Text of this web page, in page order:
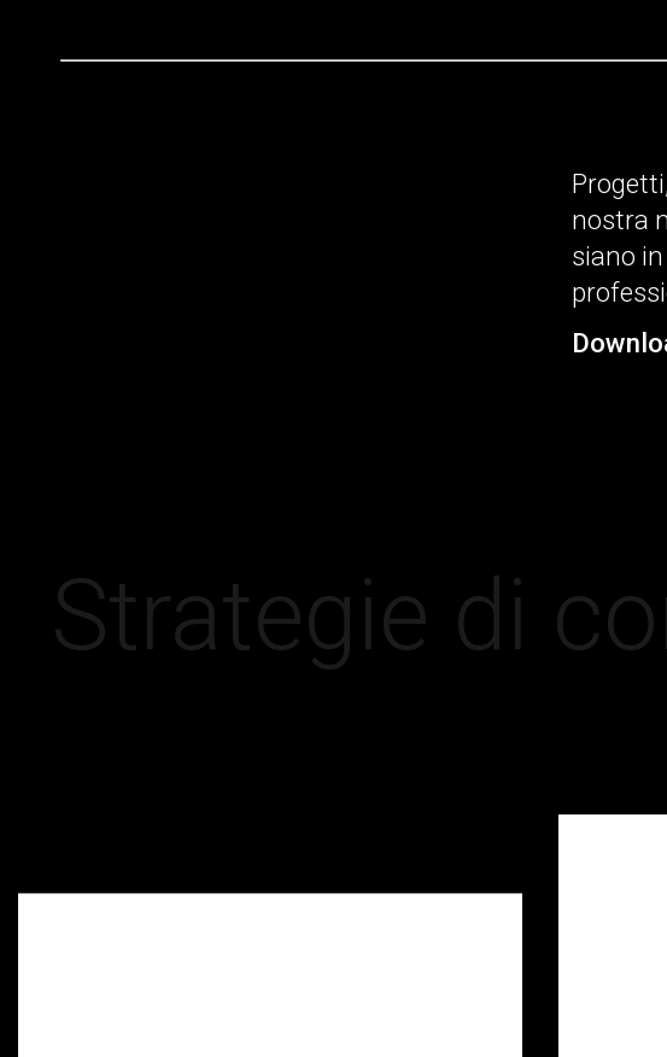
nostra
siano
Strategie di